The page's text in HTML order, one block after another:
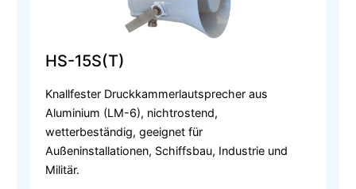
HS-15S(T)
Knallfester Druckkammerlautsprecher aus
Aluminium (LM-6), nichtrostend,
wetterbeständig, geeignet für
Außeninstallationen, Schiffsbau, Industrie und
Militär.